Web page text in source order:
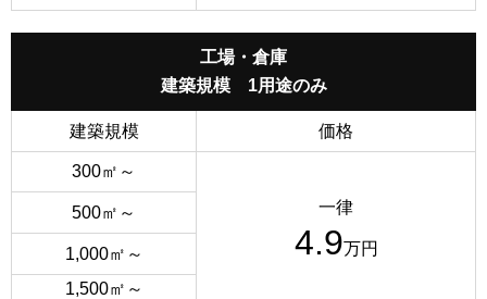
工場・倉庫
建築規模 1用途のみ
建築規模 価格
300㎡～
500㎡～ 一律
1,000㎡～ 4.9万円
1,500㎡～